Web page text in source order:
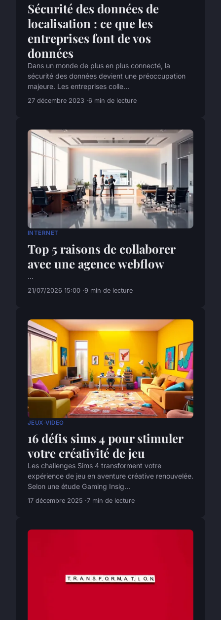
Sécurité des données de
localisation : ce que les
entreprises font de vos
données
Dans un monde de plus en plus connecté, la
sécurité des données devient une préoccupation
majeure. Les entreprises colle...
27 décembre 2023 6 min de lecture
INTERNET
Top 5 raisons de collaborer
avec une agence webflow
...
21/07/2026 15:00 9 min de lecture
JEUX-VIDEO
16 défis sims 4 pour stimuler
votre créativité de jeu
Les challenges Sims 4 transforment votre
expérience de jeu en aventure créative renouvelée.
Selon une étude Gaming Insig...
17 décembre 2025 7 min de lecture